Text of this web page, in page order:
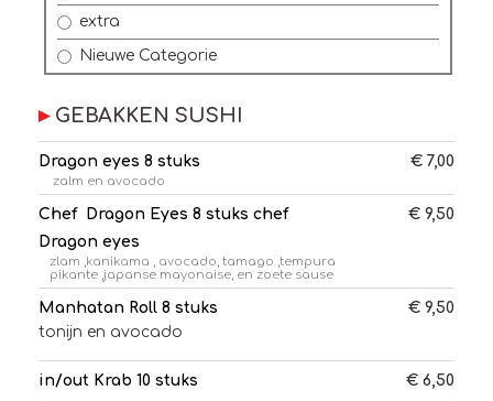
extra
Nieuwe Categorie
GEBAKKEN SUSHI
Dragon eyes 8 stuks
zalm en avocado
€ 7,00
Chef Dragon Eyes 8 stuks chef
Dragon eyes
​zlam ,kanikama , avocado, tamago ,tempura
pikante ,japanse mayonaise, en zoete sause
€ 9,50
Manhatan Roll 8 stuks
tonijn en avocado
€ 9,50
in/out Krab 10 stuks € 6,50